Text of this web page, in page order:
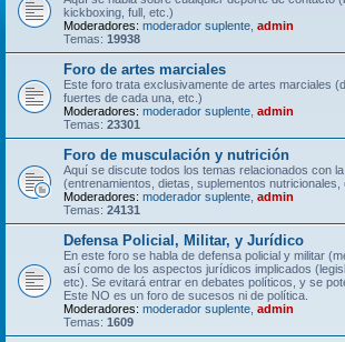
kickboxing, full, etc.)
Moderadores: moderador suplente admin
Temas: 19938
Foro de artes marciales
Este foro trata exclusivamente de artes marciales
fuertes de cada una, etc.)
Moderadores: moderador suplente admin
Temas: 23301
Foro de musculación y nutrición
Aquí se discute todos los temas relacionados con
(entrenamientos, dietas, suplementos nutricionales,
Moderadores: moderador suplente admin
Temas: 24131
Defensa Policial, Militar, y Jurídico
En este foro se habla de defensa policial y militar
así como de los aspectos jurídicos implicados
etc). Se evitará entrar en debates políticos, y se
Este NO es un foro de sucesos ni de política.
Moderadores: moderador suplente admin
Temas: 1609